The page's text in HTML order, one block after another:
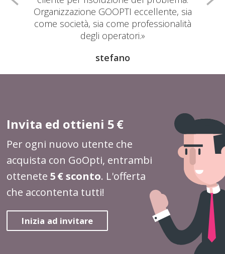
Organizzazione GOOPTI eccellente, sia
come società, sia come professionalità
degli operatori.
stefano
Invita ed ottieni 5 €
Per ogni nuovo utente che
acquista con GoOpti, entrambi
ottenete5 € sconto. L'offerta
che accontenta tutti!
Inizia ad invitare